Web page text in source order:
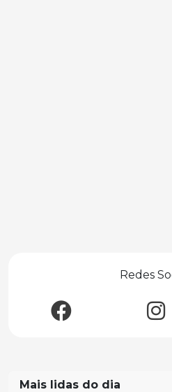
Redes
Mais lidas do dia